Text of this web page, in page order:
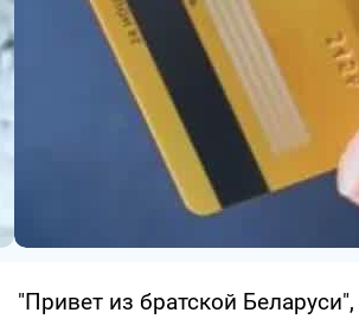
"Привет из братской